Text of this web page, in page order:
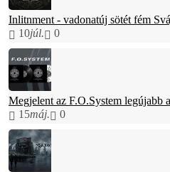
Inlitnment - vadonatúj sötét fém
10júl. 0
Megjelent az F.O.System legújabb
15máj. 0